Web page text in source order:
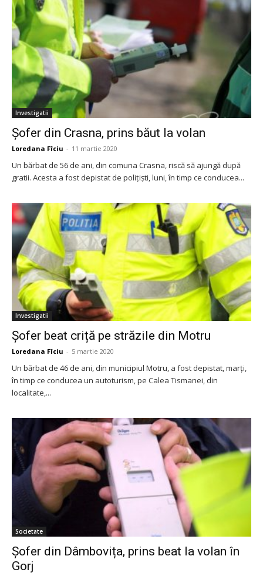
Investigatii
Șofer din Crasna, prins băut la volan
Loredana Fîciu - 11 martie 2020
Un bărbat de 56 de ani, din comuna Crasna, riscă să ajungă după
gratii. Acesta a fost depistat de polițiști, luni, în timp ce conducea...
Investigatii
Șofer beat criță pe străzile din Motru
Loredana Fîciu - 5 martie 2020
Un bărbat de 46 de ani, din municipiul Motru, a fost depistat, marți,
în timp ce conducea un autoturism, pe Calea Tismanei, din
localitate,...
Societate
Șofer din Dâmbovița, prins beat la volan în
Gorj